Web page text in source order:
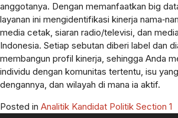
anggotanya. Dengan memanfaatkan big
layanan ini mengidentifikasi kinerja
media cetak, siaran radio/televisi, dan
Indonesia. Setiap sebutan diberi label dan
membangun profil kinerja, sehingga Anda
individu dengan komunitas tertentu, isu
dengannya, dan wilayah di mana ia aktif.
Posted in Analitik Kandidat Politik Section 1